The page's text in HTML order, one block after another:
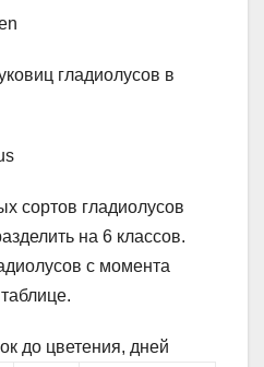
сортов гладиолусов
на 6 классов.
с момента
до цветения, дней